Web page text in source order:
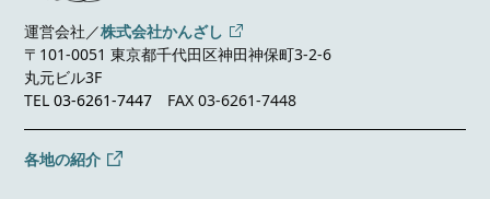
運営会社／株式会社かんざし
〒101-0051 東京都千代田区神田神保町3-2-6
丸元ビル3F
TEL03-6261-7447 FAX 03-6261-7448
各地の紹介